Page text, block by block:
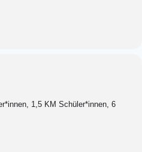
1,5 KM Schüler*innen, 6